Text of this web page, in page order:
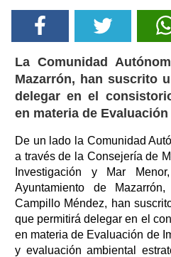
La Comunidad
Mazarrón, han suscrito
delegar en el
en materia de
De un lado la Comunidad
a través de la Consejería de
Investigación y Mar
Ayuntamiento de
Campillo Méndez, han
que permitirá delegar en el
en materia de Evaluación de
y evaluación ambiental